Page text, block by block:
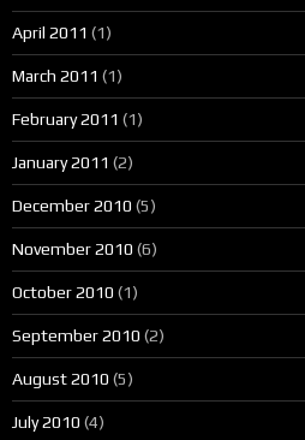
April 2011 (1)
March 2011 (1)
February 2011 (1)
January 2011 (2)
December 2010 (5)
November 2010 (6)
October 2010 (1)
September 2010 (2)
August 2010 (5)
July 2010 (4)